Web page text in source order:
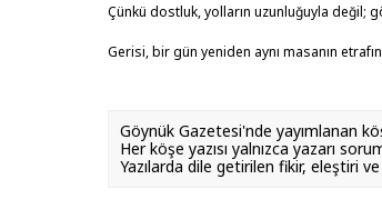
Çünkü dostluk, yolların uzunluğuyla değil;
Gerisi, bir gün yeniden aynı masanın
Göynük Gazetesi'nde yayımlanan
Her köşe yazısı yalnızca yazarı
Yazılarda dile getirilen fikir, eleştiri